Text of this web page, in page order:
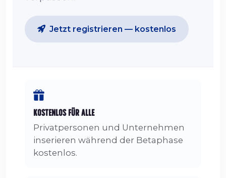
Jetzt registrieren — kostenlos
Kostenlos für alle
Privatpersonen und Unternehmen
inserieren während der Betaphase
kostenlos.